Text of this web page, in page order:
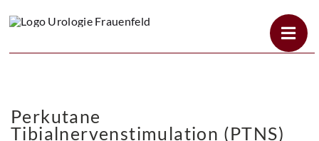
Inhalt
Perkutane
Tibialnervenstimulation (PTNS)